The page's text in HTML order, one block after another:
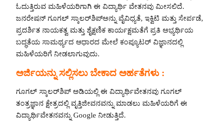
ಓದುತ್ತಿರುವ ಮಹಿಳೆಯರಿಗಾಗಿ ಈ ವಿದ್ಯಾರ್ಥಿ ವೇತನವು ಮೀಸಲಿದೆ.
ಜನರೇಷನ್ ಗೂಗಲ್ ಸ್ಕಾಲರ್‌ಶಿಪ್ಅನ್ನು ವೈವಿಧ್ಯತೆ, ಇಕ್ವಿಟಿ ಮತ್ತು ಸೇರ್ಪಡೆ,
ಪ್ರದರ್ಶಿತ ನಾಯಕತ್ವ ಮತ್ತು ಶೈಕ್ಷಣಿಕ ಕಾರ್ಯಕ್ಷಮತೆಗೆ ಪ್ರತಿ ಅಭ್ಯರ್ಥಿಯ
ಬದ್ಧತೆಯ ಸಾಮರ್ಥ್ಯದ ಆಧಾರದ ಮೇಲೆ ಕಂಪ್ಯೂಟರ್ ವಿಜ್ಞಾನದಲ್ಲಿ
ಮಹಿಳೆಯರಿಗೆ ನೀಡಲಾಗುವುದು.
ಅರ್ಜಿಯನ್ನು ಸಲ್ಲಿಸಲು ಬೇಕಾದ ಅರ್ಹತೆಗಳು :
ಗೂಗಲ್ ಸ್ಕಾಲರ್‌ಶಿಪ್ ಅಡಿಯಲ್ಲಿ ಈ ವಿದ್ಯಾರ್ಥಿವೇತನವು ಗೂಗಲ್
ತಂತ್ರಜ್ಞಾನ ಕ್ಷೇತ್ರದಲ್ಲಿ ವೃತ್ತಿಜೀವನವನ್ನು ಮಾಡಲು ಮಹಿಳೆಯರಿಗೆ ಈ
ವಿದ್ಯಾರ್ಥಿವೇತನವನ್ನು Google ನೀಡುತ್ತಿದೆ.